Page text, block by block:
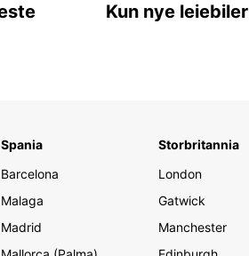
Kun nye leiebiler
Spania
Barcelona
Malaga
Madrid
Storbritannia
London
Gatwick
Manchester